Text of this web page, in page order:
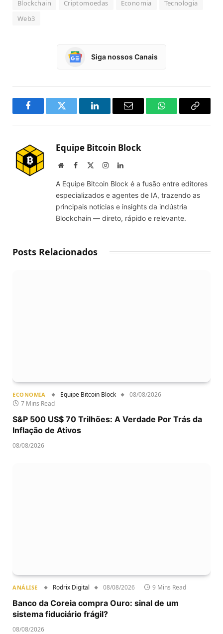
Blockchain Criptomoedas Economia
Tecnologia
Web3
Siga nossos Canais
FacebookTwitter LinkedInEmail WhatsAppCopy
Equipe Bitcoin Block
WebsiteFacebook InstagramLinkedIn
A Equipe Bitcoin Block é a fusão entre editores
especializados e agentes de IA, trazendo as
principais notícias e insights da indústria
Blockchain — direto, rápido e relevante.
Posts Relacionados
ECONOMIA Equipe Bitcoin Block
08/08/2026
7 Mins Read
S&P 500 US$ 70 Trilhões: A Verdade Por Trás da
Inflação de Ativos
08/08/2026
ANÁLISE Rodrix Digital 08/08/2026 9 Mins Read
Banco da Coreia compra Ouro: sinal de um
sistema fiduciário frágil?
08/08/2026